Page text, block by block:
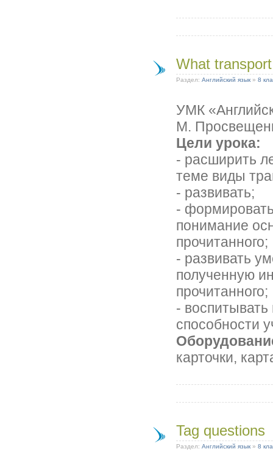
What
Раздел: Английский язык » 8
УМК
М.
Цели урока:
- расширить
теме виды
- развивать;
-
понимание
прочитанного;
- развивать
полученную
прочитанного;
-
способности
карточки,
Tag questions
Раздел: Английский язык » 8